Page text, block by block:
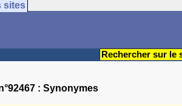
sites
: Synonymes